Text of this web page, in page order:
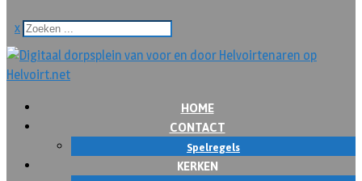
x
HOME
CONTACT
Spelregels
KERKEN